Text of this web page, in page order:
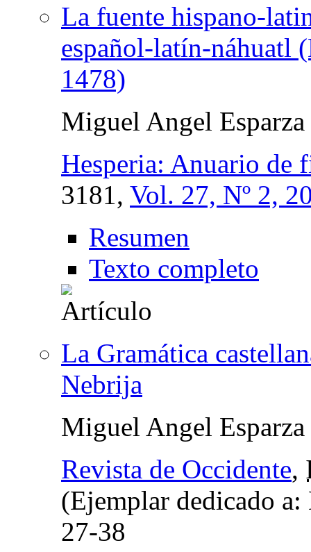
La fuente hispano-
español-latín-náhuatl
1478)
Miguel Angel Esparza
Hesperia: Anuario de
3181, Vol. 27, Nº 2,
Resumen
Texto completo
La Gramática
Nebrija
Miguel Angel Esparza
Revista de Occidente,
(Ejemplar dedicado
27-38